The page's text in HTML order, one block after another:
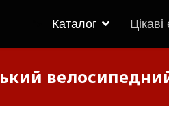
Каталог